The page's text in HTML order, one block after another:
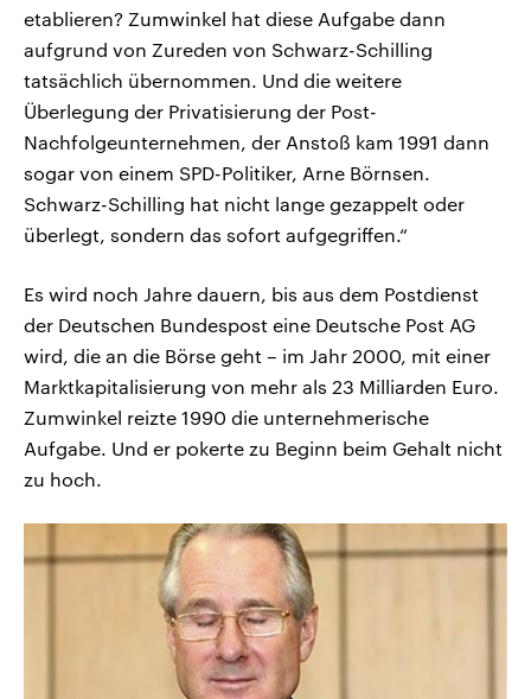
etablieren? Zumwinkel hat diese Aufgabe dann
aufgrund von Zureden von Schwarz-Schilling
tatsächlich übernommen. Und die weitere
Überlegung der Privatisierung der Post-
Nachfolgeunternehmen, der Anstoß kam 1991 dann
sogar von einem SPD-Politiker, Arne Börnsen.
Schwarz-Schilling hat nicht lange gezappelt oder
überlegt, sondern das sofort aufgegriffen.“
Es wird noch Jahre dauern, bis aus dem Postdienst
der Deutschen Bundespost eine Deutsche Post AG
wird, die an die Börse geht – im Jahr 2000, mit einer
Marktkapitalisierung von mehr als 23 Milliarden Euro.
Zumwinkel reizte 1990 die unternehmerische
Aufgabe. Und er pokerte zu Beginn beim Gehalt nicht
zu hoch.